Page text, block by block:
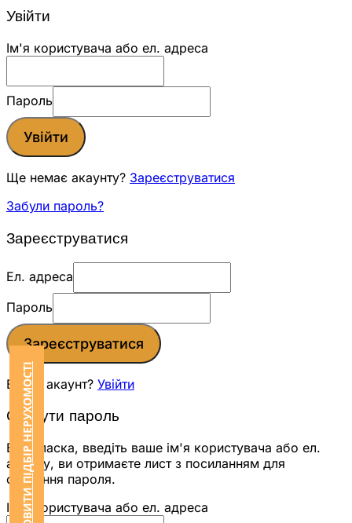
ЗАМОВИТИ ПІДБІР НЕРУХОМОСТІ
Увійти
Ім'я користувача або ел. адреса
Пароль
Увійти
Ще немає акаунту? Зареєструватися
Забули пароль?
Зареєструватися
Ел. адреса
Пароль
Зареєструватися
Вже є акаунт? Увійти
Скинути пароль
Будь ласка, введіть ваше ім'я користувача або ел.
адресу, ви отримаєте лист з посиланням для
скидання пароля.
Ім'я користувача або ел. адреса